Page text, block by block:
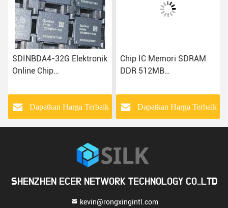
SDINBDA4-32G Elektronik
Online Chip
IC Elektronik
Dapatkan Harga Terbaik
Chip IC Memori SDRAM
DDR 512MB
18WE.4
Dapatkan Harga Terbaik
SHENZHEN ECER NETWORK TECHNOLOGY CO.,LTD
kevin@rongxingintl.com